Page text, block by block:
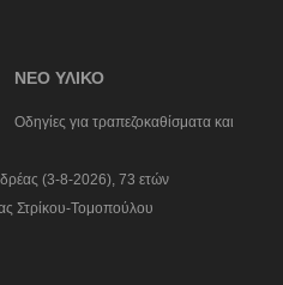
ΝΕΟ ΥΛΙΚΟ
Οδηγίες για τραπεζοκαθίσματα και
(3-8-2026), 73 ετών
Στρίκου-Τομοπούλου